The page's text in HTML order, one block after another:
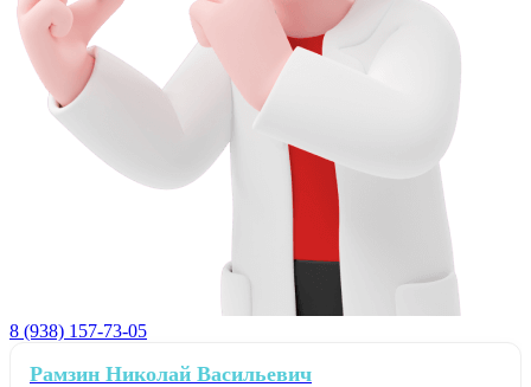
8 (938) 157-73-05
Рамзин Николай Васильевич